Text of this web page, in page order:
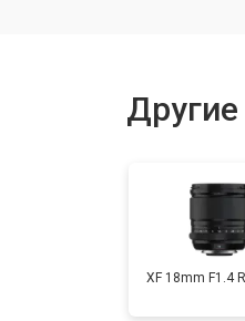
XF 18mm F1.4